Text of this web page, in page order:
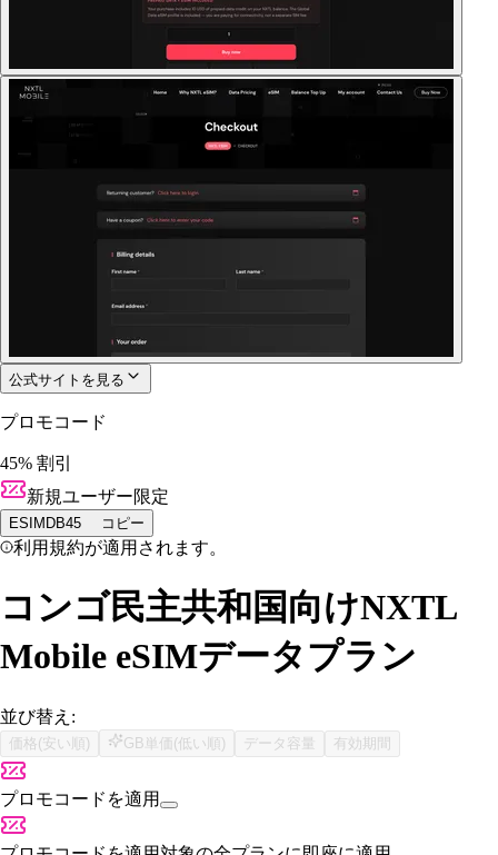
公式サイトを見る
プロモコード
45% 割引
新規ユーザー限定
ESIMDB45 コピー
利用規約が適用されます。
コンゴ民主共和国向けNXTL
Mobile eSIMデータプラン
並び替え:
価格(安い順) GB単価(低い順) データ容量 有効期間
プロモコードを適用